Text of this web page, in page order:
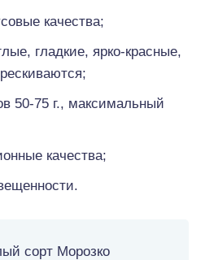
качества;
гладкие, ярко-красные,
50-75 г., максимальный
качества;
сорт Морозко